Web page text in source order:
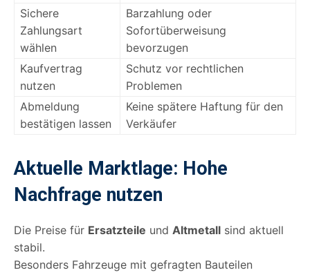
Sichere
Zahlungsart
wählen
Barzahlung oder
Sofortüberweisung
bevorzugen
Kaufvertrag
nutzen
Schutz vor rechtlichen
Problemen
Abmeldung
bestätigen lassen
Keine spätere Haftung für den
Verkäufer
Aktuelle Marktlage: Hohe
Nachfrage nutzen
Die Preise für Ersatzteile und Altmetall sind aktuell
stabil.
Besonders Fahrzeuge mit gefragten Bauteilen